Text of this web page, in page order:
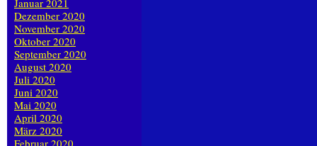
Januar 2021
Dezember 2020
November 2020
Oktober 2020
September 2020
August 2020
Juli 2020
Juni 2020
Mai 2020
April 2020
März 2020
Februar 2020